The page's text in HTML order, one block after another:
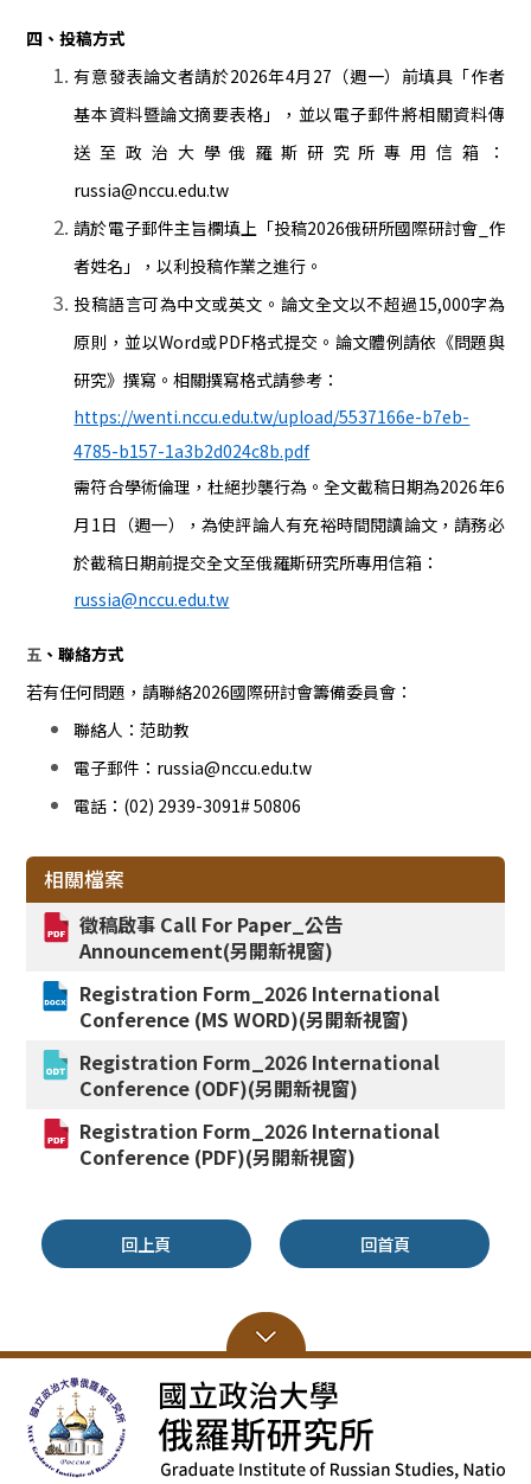
四、投稿方式
有意發表論文者請於2026年4月27（週一）前填具「作者
基本資料暨論文摘要表格」，並以電子郵件將相關資料傳
送至政治大學俄羅斯研究所專用信箱：
russia@nccu.edu.tw
請於電子郵件主旨欄填上「投稿2026俄研所國際研討會_作
者姓名」，以利投稿作業之進行。
投稿語言可為中文或英文。論文全文以不超過15,000字為
原則，並以Word或PDF格式提交。論文體例請依《問題與
研究》撰寫。相關撰寫格式請參考：
https://wenti.nccu.edu.tw/upload/5537166e-b7eb-
4785-b157-1a3b2d024c8b.pdf
需符合學術倫理，杜絕抄襲行為。全文截稿日期為2026年6
月1日（週一），為使評論人有充裕時間閱讀論文，請務必
於截稿日期前提交全文至俄羅斯研究所專用信箱：
russia@nccu.edu.tw
五 、聯絡方式
若有任何問題，請聯絡2026國際研討會籌備委員會：
聯絡人：范助教
電子郵件：russia@nccu.edu.tw
電話：(02) 2939-3091# 50806
相關檔案
徵稿啟事 Call For Paper_公告
Announcement(另開新視窗)
Registration Form_2026 International
Conference (MS WORD)(另開新視窗)
Registration Form_2026 International
Conference (ODF)(另開新視窗)
Registration Form_2026 International
Conference (PDF)(另開新視窗)
回上頁 回首頁